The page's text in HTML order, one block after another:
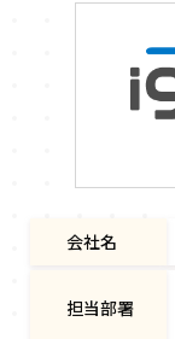
会社名
担当部署